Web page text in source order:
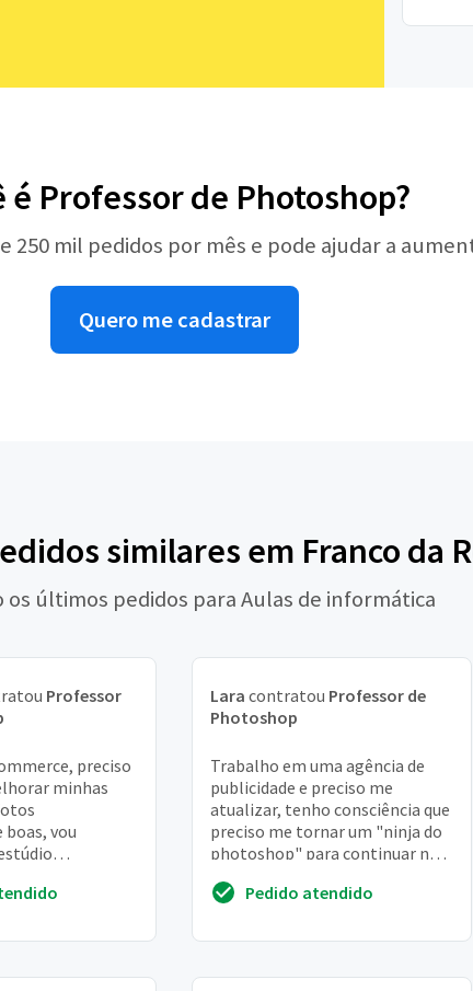
é Professor de Photoshop?
250 mil pedidos por mês e pode ajudar a
Quero me cadastrar
similares em Franco da
os últimos pedidos para Aulas de informática
Professor
preciso
minhas
vou
tirar melhores
Lara contratou Professor de
Photoshop
Trabalho em uma agência de
publicidade e preciso me
atualizar, tenho consciência que
preciso me tornar um "ninja do
photoshop" para continuar no
Pedido atendido